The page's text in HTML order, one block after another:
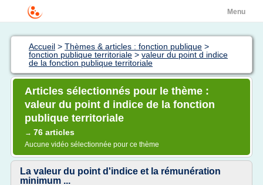
Menu
Accueil > Thèmes & articles : fonction publique >
fonction publique territoriale > valeur du point d indice
de la fonction publique territoriale
Articles sélectionnés pour le thème :
valeur du point d indice de la fonction
publique territoriale
→ 76 articles
Aucune vidéo sélectionnée pour ce thème
La valeur du point d'indice et la rémunération
minimum ...